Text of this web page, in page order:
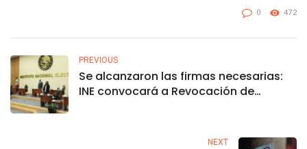
0 472
PREVIOUS
Se alcanzaron las firmas necesarias:
INE convocará a Revocación de
NEXT